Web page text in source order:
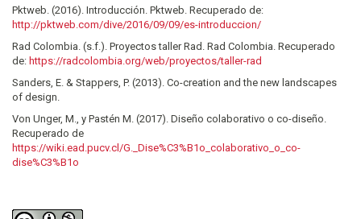
Pktweb. (2016). Introducción. Pktweb. Recuperado de:
http://pktweb.com/dive/2016/09/09/es-introduccion/
Rad Colombia. (s.f.). Proyectos taller Rad. Rad Colombia. Recuperado
de: https://radcolombia.org/web/proyectos/taller-rad
Sanders, E. & Stappers, P. (2013). Co-creation and the new landscapes
of design.
Von Unger, M., y Pastén M. (2017). Diseño colaborativo o co-diseño.
Recuperado de
https://wiki.ead.pucv.cl/G._Dise%C3%B1o_colaborativo_o_co-
dise%C3%B1o